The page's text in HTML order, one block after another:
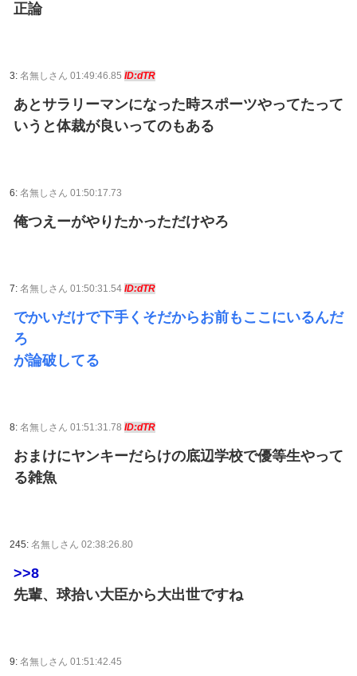
正論
3: 名無しさん 01:49:46.85 ID:dTR
あとサラリーマンになった時スポーツやってたって
いうと体裁が良いってのもある
6: 名無しさん 01:50:17.73
俺つえーがやりたかっただけやろ
7: 名無しさん 01:50:31.54 ID:dTR
でかいだけで下手くそだからお前もここにいるんだ
ろ
が論破してる
8: 名無しさん 01:51:31.78 ID:dTR
おまけにヤンキーだらけの底辺学校で優等生やって
る雑魚
245: 名無しさん 02:38:26.80
>>8
先輩、球拾い大臣から大出世ですね
9: 名無しさん 01:51:42.45